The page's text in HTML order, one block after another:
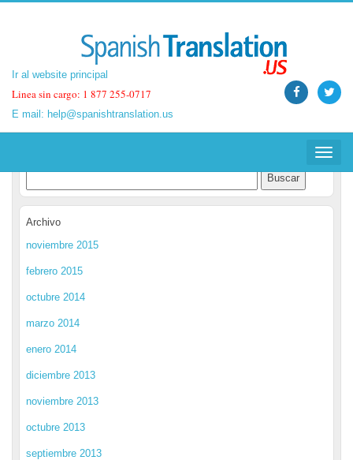
Ir al website principal
Linea sin cargo: 1 877 255-0717
E mail: help@spanishtranslation.us
Toggle
Ir al website principal
Linea sin cargo: 1 877 255-0717
E mail: help@spanishtranslation.us
Toggle
Spanish Translation Blog
Archivo
noviembre 2015
febrero 2015
octubre 2014
marzo 2014
enero 2014
diciembre 2013
noviembre 2013
octubre 2013
septiembre 2013